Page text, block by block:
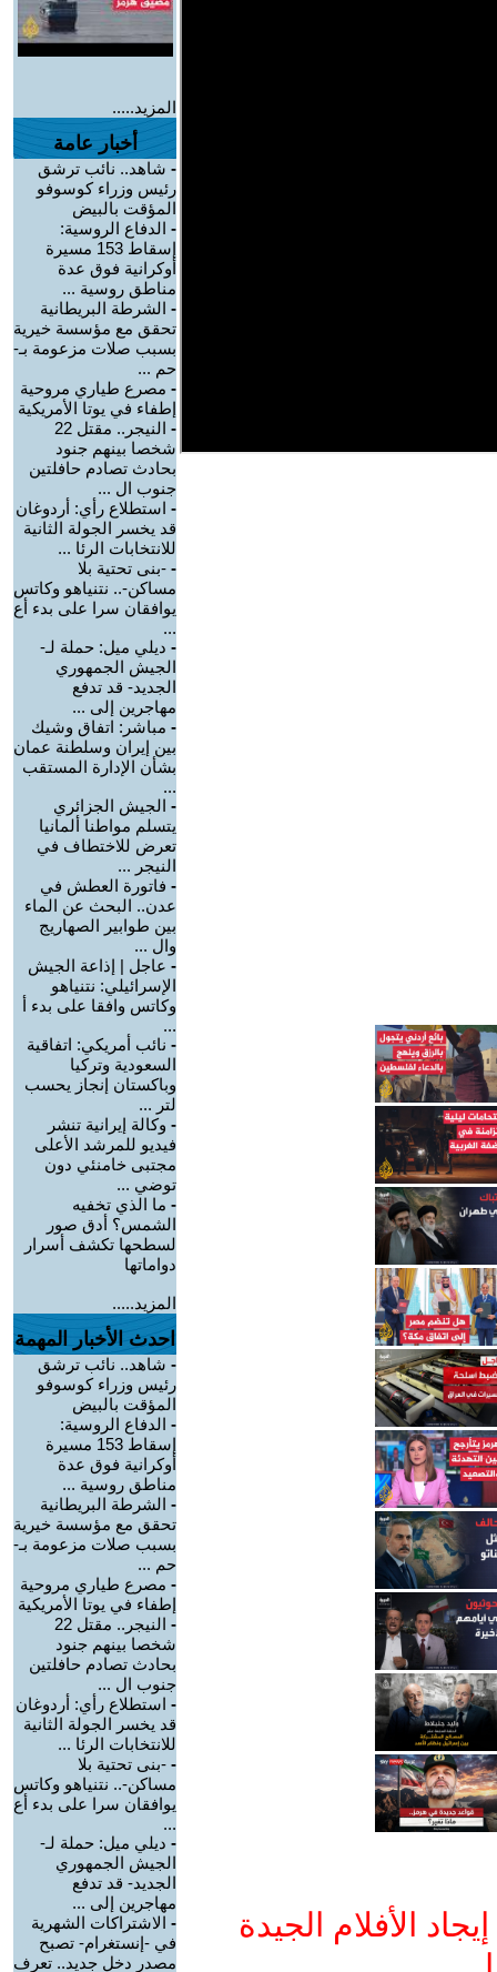
الأفلام الجيدة
المزيد.....
أخبار عامة
- شاهد.. نائب ترشق
رئيس وزراء كوسوفو
المؤقت بالبيض
- الدفاع الروسية:
إسقاط 153 مسيرة
أوكرانية فوق عدة
مناطق روسية ...
- الشرطة البريطانية
تحقق مع مؤسسة خيرية
بسبب صلات مزعومة بـ-
حم ...
- مصرع طياري مروحية
إطفاء في يوتا الأمريكية
-
النيجر.. مقتل 22
شخصا بينهم جنود
بحادث تصادم حافلتين
جنوب ال ...
- استطلاع رأي: أردوغان
قد يخسر الجولة الثانية
للانتخابات الرئا ...
- -بنى تحتية بلا
مساكن-.. نتنياهو وكاتس
يوافقان سرا على بدء أع
...
- ديلي ميل: حملة لـ-
الجيش الجمهوري
الجديد- قد تدفع
مهاجرين إلى ...
- مباشر: اتفاق وشيك
بين إيران وسلطنة عمان
بشأن الإدارة المستقب
...
- الجيش الجزائري
يتسلم مواطنا ألمانيا
تعرض للاختطاف في
النيجر ...
- فاتورة العطش في
عدن.. البحث عن الماء
بين طوابير الصهاريج
وال ...
- عاجل | إذاعة الجيش
الإسرائيلي: نتنياهو
وكاتس وافقا على بدء أ
...
- نائب أمريكي: اتفاقية
السعودية وتركيا
وباكستان إنجاز يحسب
لتر ...
- وكالة إيرانية تنشر
فيديو للمرشد الأعلى
مجتبى خامنئي دون
توضي ...
- ما الذي تخفيه
الشمس؟ أدق صور
لسطحها تكشف أسرار
دواماتها
المزيد.....
احدث الأخبار المهمة
- شاهد.. نائب ترشق
رئيس وزراء كوسوفو
المؤقت بالبيض
- الدفاع الروسية:
إسقاط 153 مسيرة
أوكرانية فوق عدة
مناطق روسية ...
- الشرطة البريطانية
تحقق مع مؤسسة خيرية
بسبب صلات مزعومة بـ-
حم ...
- مصرع طياري مروحية
إطفاء في يوتا الأمريكية
-
النيجر.. مقتل 22
شخصا بينهم جنود
بحادث تصادم حافلتين
جنوب ال ...
- استطلاع رأي: أردوغان
قد يخسر الجولة الثانية
للانتخابات الرئا ...
- -بنى تحتية بلا
مساكن-.. نتنياهو وكاتس
يوافقان سرا على بدء أع
...
- ديلي ميل: حملة لـ-
الجيش الجمهوري
الجديد- قد تدفع
مهاجرين إلى ...
- الاشتراكات الشهرية
في -إنستغرام- تصبح
مصدر دخل جديد.. تعرف